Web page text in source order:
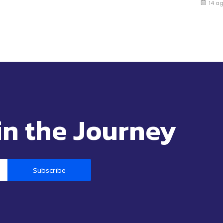
14
the Journey
Subscribe